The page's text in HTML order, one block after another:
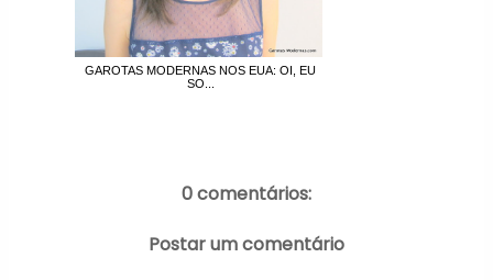
GAROTAS MODERNAS NOS EUA: OI, EU
SO...
0 comentários:
Postar um comentário